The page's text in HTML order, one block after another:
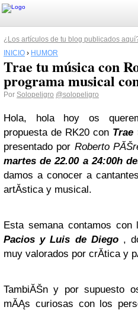
¿Los artículos de tu blog publicados
INICIO › HUMOR
Trae tu música con
programa musical
Por Solopeligro @solopeligro
Hola, hola hoy os
propuesta de RK20 con Trae
presentado por Roberto
martes de 22.00 a 24:00h
damos a conocer a
artĂ­stica y musical.
Esta semana contamos
Pacios y Luis de Diego ,
muy valorados por crĂ­tica y
TambiĂŠn y por supuesto
mĂĄs curiosas con los